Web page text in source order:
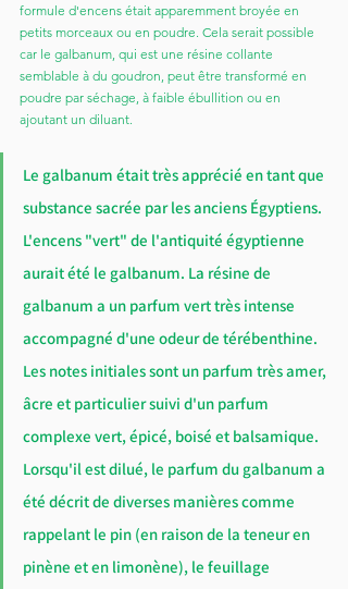
formule d'encens était apparemment broyée en
petits morceaux ou en poudre. Cela serait possible
car le galbanum, qui est une résine collante
semblable à du goudron, peut être transformé en
poudre par séchage, à faible ébullition ou en
ajoutant un diluant.
Le galbanum était très apprécié en tant que
substance sacrée par les anciens Égyptiens.
L'encens "vert" de l'antiquité égyptienne
aurait été le galbanum. La résine de
galbanum a un parfum vert très intense
accompagné d'une odeur de térébenthine.
Les notes initiales sont un parfum très amer,
âcre et particulier suivi d'un parfum
complexe vert, épicé, boisé et balsamique.
Lorsqu'il est dilué, le parfum du galbanum a
été décrit de diverses manières comme
rappelant le pin (en raison de la teneur en
pinène et en limonène), le feuillage